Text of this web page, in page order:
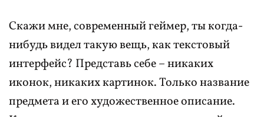
Скажи мне, современный геймер, ты когда-
нибудь видел такую вещь, как текстовый
интерфейс? Представь себе – никаких
иконок, никаких картинок. Только название
предмета и его художественное описание.